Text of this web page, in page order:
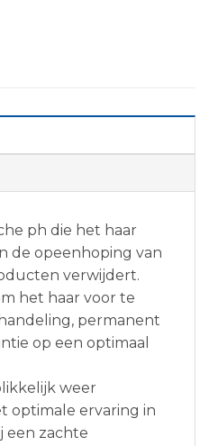
ph die het haar
de opeenhoping van
verwijdert.
het haar voor te
permanent
op een optimaal
weer
optimale ervaring in
een zachte